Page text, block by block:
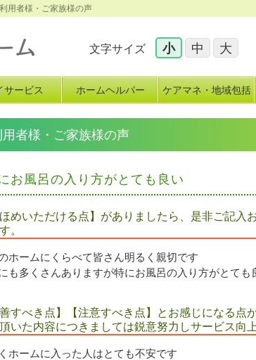
用者様・ご家族様の声
文字サイズ 小 中 大
サービス ホームヘルパー ケアマネ・地域包括
用者様・ご家族様の声
お風呂の入り方がとても良い
ほめいただける点】がありましたら、是非ご記入
。
ホームにくらべて皆さん明るく親切です
も多くさんありますが特にお風呂の入り方がとても
善すべき点】【注意すべき点】とお感じになる点
いた内容につきましては鋭意努力しサービス向
ホームに入った人はとても不安です